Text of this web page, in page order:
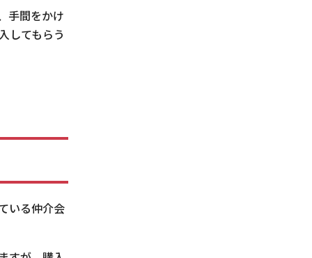
手間をかけ
してもらう
いる仲介会